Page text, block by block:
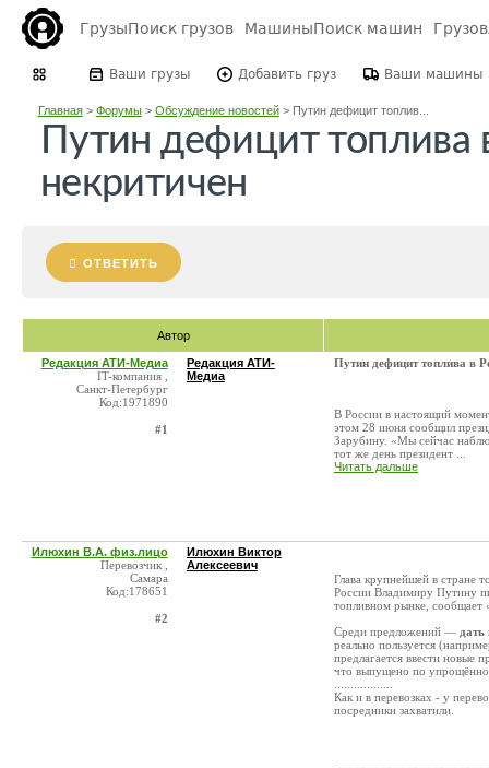
ГрузыПоиск грузов МашиныПоиск машин
Ваши грузы Добавить груз Ваши машины
Главная> Форумы> Обсуждение новостей> Путин дефицит топлив...
Путин дефицит топлива
некритичен
ОТВЕТИТЬ
Автор
Редакция АТИ-Медиа
IT-компания ,
Санкт-Петербург
Код:1971890
#1
Редакция АТИ-
Медиа
Путин дефицит топлива в
В России в настоящий
этом 28 июня сообщил
Зарубину. «Мы сейчас
тот же день президент ...
Читать дальше
Илюхин В.А. физ.лицо
Перевозчик ,
Самара
Код:178651
#2
Илюхин Виктор
Алексеевич
Глава крупнейшей в стране
России Владимиру Путину
топливном рынке, сообщает
Среди предложений —
реально пользуется
предлагается ввести новые
что выпущено по
Как и в перевозках - у
посредники захватили.